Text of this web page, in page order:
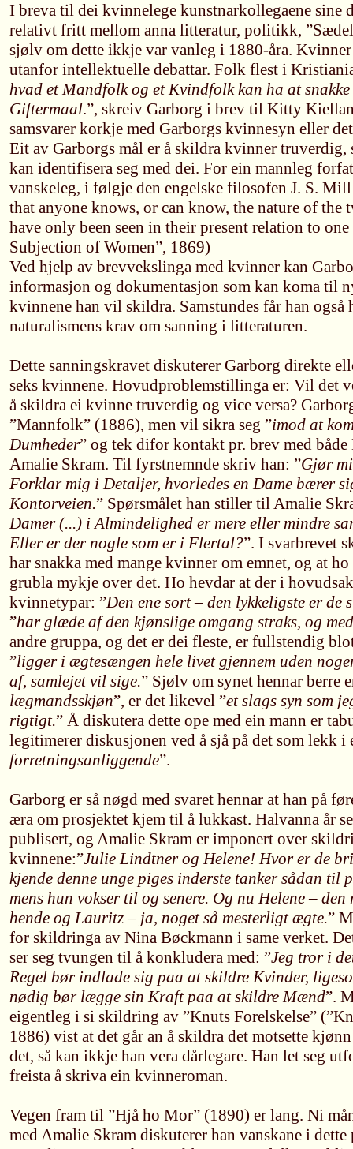
I breva til dei kvinnelege kunstnarkollegaene sine
relativt fritt mellom anna litteratur, politikk,
sjølv om dette ikkje var vanleg i 1880-åra.
utanfor intellektuelle debattar. Folk flest i
hvad et Mandfolk og et Kvindfolk kan ha at
Giftermaal.”, skreiv Garborg i brev til Kitty
samsvarer korkje med Garborgs kvinnesyn eller
Eit av Garborgs mål er å skildra kvinner truverdig,
kan identifisera seg med dei. For ein mannleg
vanskeleg, i følgje den engelske filosofen J. S.
that anyone knows, or can know, the nature of the
have only been seen in their present relation to one
Subjection of Women”, 1869)
Ved hjelp av brevvekslinga med kvinner kan
informasjon og dokumentasjon som kan koma til
kvinnene han vil skildra. Samstundes får han også
naturalismens krav om sanning i litteraturen.
Dette sanningskravet diskuterer Garborg direkte
seks kvinnene. Hovudproblemstillinga er: Vil det
å skildra ei kvinne truverdig og vice versa?
”Mannfolk” (1886), men vil sikra seg ”imod at
Dumheder” og tek difor kontakt pr. brev med både
Amalie Skram. Til fyrstnemnde skriv han: ”Gjør
Forklar mig i Detaljer, hvorledes en Dame bærer
Kontorveien.” Spørsmålet han stiller til Amalie
Damer (...) i Almindelighed er mere eller mindre
Eller er der nogle som er i Flertal?”. I svarbrevet
har snakka med mange kvinner om emnet, og at
grubla mykje over det. Ho hevdar at der i
kvinnetypar: ”Den ene sort – den lykkeligste er de
”har glæde af den kjønslige omgang straks, og
andre gruppa, og det er dei fleste, er fullstendig
”ligger i ægtesængen hele livet gjennem uden
af, samlejet vil sige.” Sjølv om synet hennar berre
lægmandsskjøn”, er det likevel ”et slags syn som
rigtigt.” Å diskutera dette ope med ein mann er
legitimerer diskusjonen ved å sjå på det som lekk
forretningsanliggende”.
Garborg er så nøgd med svaret hennar at han på
æra om prosjektet kjem til å lukkast. Halvanna år
publisert, og Amalie Skram er imponert over
kvinnene:”Julie Lindtner og Helene! Hvor er de
kjende denne unge piges inderste tanker sådan til
mens hun vokser til og senere. Og nu Helene –
hende og Lauritz – ja, noget så mesterligt ægte.”
for skildringa av Nina Bøckmann i same verket.
ser seg tvungen til å konkludera med: ”Jeg tror i
Regel bør indlade sig paa at skildre Kvinder,
nødig bør lægge sin Kraft paa at skildre Mænd”.
eigentleg i si skildring av ”Knuts Forelskelse”
1886) vist at det går an å skildra det motsette
det, så kan ikkje han vera dårlegare. Han let seg
freista å skriva ein kvinneroman.
Vegen fram til ”Hjå ho Mor” (1890) er lang. Ni
med Amalie Skram diskuterer han vanskane i